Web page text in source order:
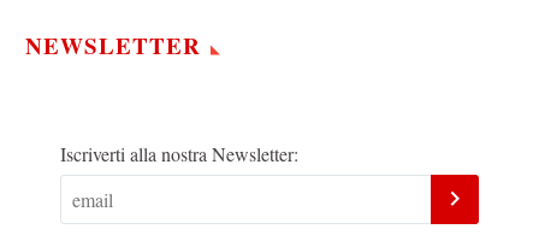
NEWSLETTER
Iscriverti alla nostra Newsletter: